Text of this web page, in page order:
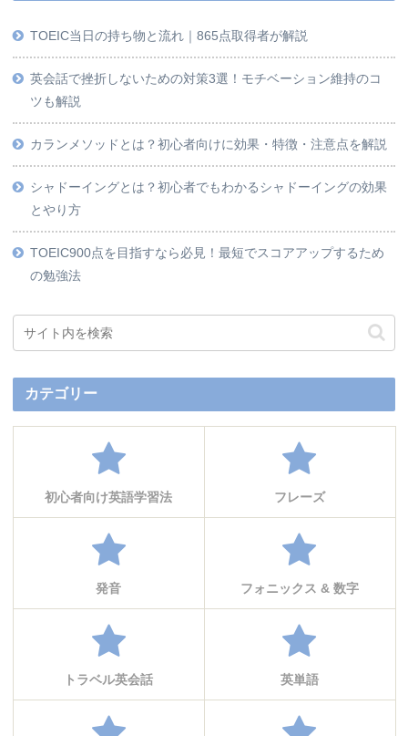
TOEIC当日の持ち物と流れ｜865点取得者が解説
英会話で挫折しないための対策3選！モチベーション維持のコ
ツも解説
カランメソッドとは？初心者向けに効果・特徴・注意点を解説
シャドーイングとは？初心者でもわかるシャドーイングの効果
とやり方
TOEIC900点を目指すなら必見！最短でスコアアップするため
の勉強法
カテゴリー
初心者向け英語学習法 フレーズ
発音 フォニックス & 数字
トラベル英会話 英単語